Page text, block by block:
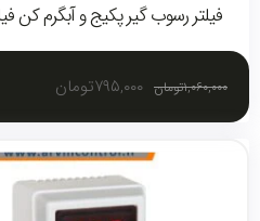
فیلتر رسوب گیر پکیج و آبگرم کن
تومان۱,۰۶۰,۰۰۰ تومان۷۹۵,۰۰۰